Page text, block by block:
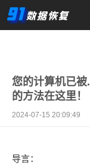
您的计算机已
的方法在这里！
2024-07-15 20:09:49
导言：